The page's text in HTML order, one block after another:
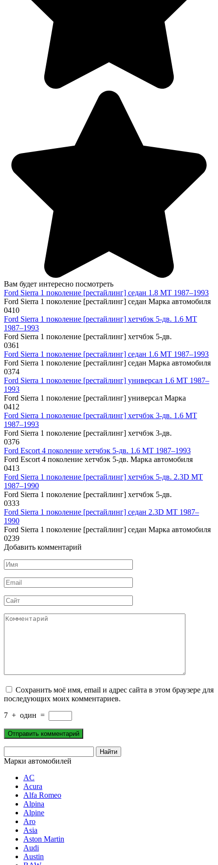
Вам будет интересно посмотреть
Ford Sierra 1 поколение [рестайлинг] седан 1.8 MT 1987–1993
Ford Sierra 1 поколение [рестайлинг] седан Марка автомобиля
0410
Ford Sierra 1 поколение [рестайлинг] хетчбэк 5-дв. 1.6 MT
1987–1993
Ford Sierra 1 поколение [рестайлинг] хетчбэк 5-дв.
0361
Ford Sierra 1 поколение [рестайлинг] седан 1.6 MT 1987–1993
Ford Sierra 1 поколение [рестайлинг] седан Марка автомобиля
0374
Ford Sierra 1 поколение [рестайлинг] универсал 1.6 MT 1987–
1993
Ford Sierra 1 поколение [рестайлинг] универсал Марка
0412
Ford Sierra 1 поколение [рестайлинг] хетчбэк 3-дв. 1.6 MT
1987–1993
Ford Sierra 1 поколение [рестайлинг] хетчбэк 3-дв.
0376
Ford Escort 4 поколение хетчбэк 5-дв. 1.6 MT 1987–1993
Ford Escort 4 поколение хетчбэк 5-дв. Марка автомобиля
0413
Ford Sierra 1 поколение [рестайлинг] хетчбэк 5-дв. 2.3D MT
1987–1990
Ford Sierra 1 поколение [рестайлинг] хетчбэк 5-дв.
0333
Ford Sierra 1 поколение [рестайлинг] седан 2.3D MT 1987–
1990
Ford Sierra 1 поколение [рестайлинг] седан Марка автомобиля
0239
Добавить комментарий
Имя
*
Email
*
Сайт
Комментарий
Сохранить моё имя, email и адрес сайта в этом браузере для
последующих моих комментариев.
7 + один =
Марки автомобилей
AC
Acura
Alfa Romeo
Alpina
Alpine
Aro
Asia
Aston Martin
Audi
Austin